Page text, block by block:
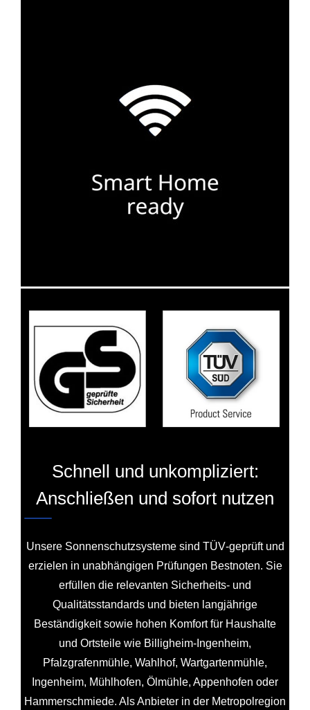
Schnell und unkompliziert:
Anschließen und sofort nutzen
Unsere Sonnenschutzsysteme sind TÜV‑geprüft und
erzielen in unabhängigen Prüfungen Bestnoten. Sie
erfüllen die relevanten Sicherheits‑ und
Qualitätsstandards und bieten langjährige
Beständigkeit sowie hohen Komfort für Haushalte
und Ortsteile wie Billigheim‑Ingenheim,
Pfalzgrafenmühle, Wahlhof, Wartgartenmühle,
Ingenheim, Mühlhofen, Ölmühle, Appenhofen oder
Hammerschmiede. Als Anbieter in der Metropolregion